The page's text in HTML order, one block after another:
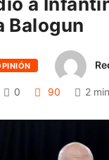
Balogun
0 90 2